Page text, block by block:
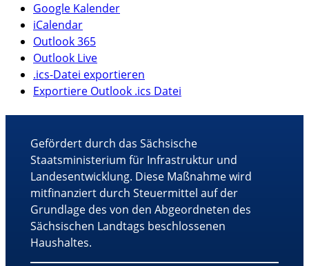
Google Kalender
iCalendar
Outlook 365
Outlook Live
.ics-Datei exportieren
Exportiere Outlook .ics Datei
Gefördert durch das Sächsische
Staatsministerium für Infrastruktur und
Landesentwicklung. Diese Maßnahme wird
mitfinanziert durch Steuermittel auf der
Grundlage des von den Abgeordneten des
Sächsischen Landtags beschlossenen
Haushaltes.